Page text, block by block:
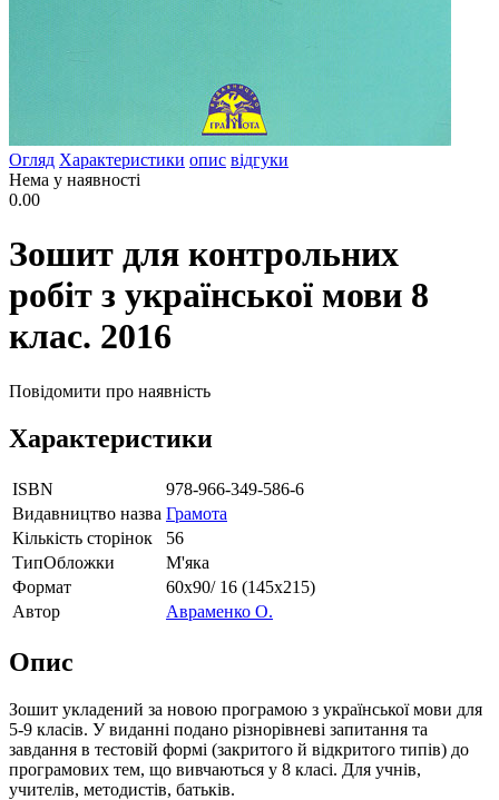
Огляд Характеристики опис відгуки
Нема у наявності
0.00
Зошит для контрольних
робіт з української мови 8
клас. 2016
Повідомити про наявність
Характеристики
ISBN
978-966-349-586-6
Видавництво назва Грамота
Кількість сторінок
56
ТипОбложки
М'яка
Формат
60х90/ 16 (145х215)
Автор
Авраменко О.
Опис
Зошит укладений за новою програмою з української мови для
5-9 класів. У виданні подано різнорівневі запитання та
завдання в тестовій формі (закритого й відкритого типів) до
програмових тем, що вивчаються у 8 класі. Для учнів,
учителів, методистів, батьків.